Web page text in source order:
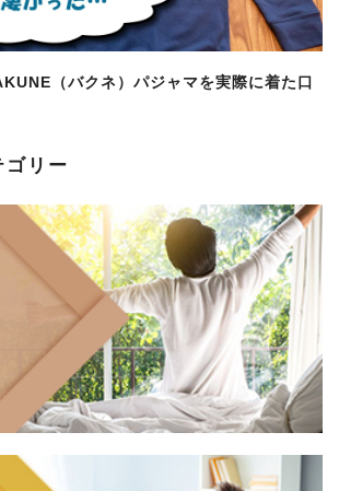
（バクネ）パジャマを実際に着た口
ゴリー